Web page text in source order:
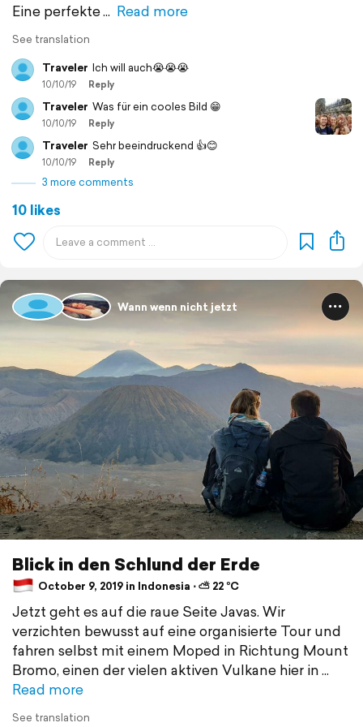
Eine perfekte
Read more
See translation
Traveler Ich will auch😭😭😭
10/10/19 Reply
Traveler Was für ein cooles Bild 😁
10/10/19 Reply
Traveler Sehr beeindruckend 👍😊
10/10/19 Reply
3 more comments
10 likes
Wann wenn nicht jetzt
Blick in den Schlund der Erde
October 9, 2019 in Indonesia ⋅ ⛅ 22 °C
Jetzt geht es auf die raue Seite Javas. Wir
verzichten bewusst auf eine organisierte Tour und
fahren selbst mit einem Moped in Richtung Mount
Bromo, einen der vielen aktiven Vulkane hier in
Read more
See translation